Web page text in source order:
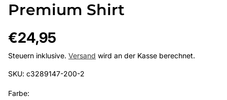
Premium Shirt
Regulärer
Preis
€24,95
Steuern inklusive. Versand wird an der Kasse berechnet.
SKU: c3289147-200-2
Farbe: